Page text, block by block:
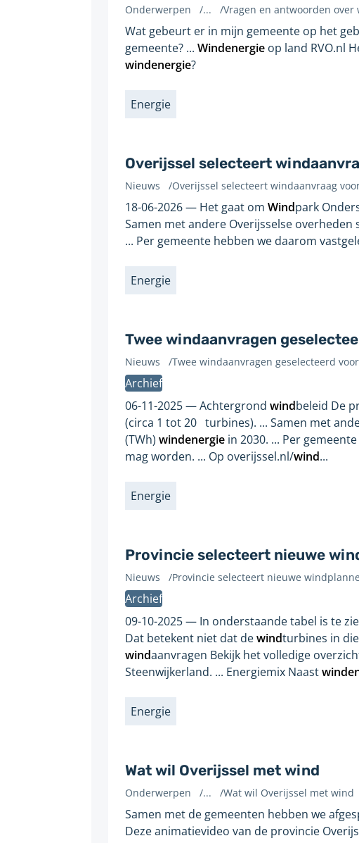
Gevonden
op
pagina:
Onderwerpen /... /Vragen en antwoorden over
Wat gebeurt er in mijn gemeente op het
gemeente? ... Windenergieop land RVO.nl
windenergie?
Labels
Energie
Overijssel selecteert
Gevonden
op
pagina:
Nieuws /Overijssel selecteert windaanvraag
18-06-2026 Het gaat om Windpark
Samen met andere Overijsselse
... Per gemeente hebben we daarom
Labels
Energie
Twee windaanvragen
Gevonden
op
pagina:
Nieuws /Twee windaanvragen geselecteerd
Archief
06-11-2025
Achtergrond windbeleid De
(circa 1 tot 20 turbines). ... Samen met
(TWh) windenergiein 2030. ... Per
mag worden. ... Op overijssel.nl/wind...
Labels
Energie
Provincie selecteert nieuwe
Gevonden
op
pagina:
Nieuws /Provincie selecteert nieuwe
Archief
09-10-2025
In onderstaande tabel is te
Dat betekent niet dat dewindturbines in
windaanvragen Bekijk het volledige
Steenwijkerland. ... Energiemix Naast
Labels
Energie
Wat wil Overijssel met wind
Gevonden
op
pagina:
Onderwerpen /... /Wat wil Overijssel met wind
Samen met de gemeenten hebben we
Deze animatievideo van de provincie